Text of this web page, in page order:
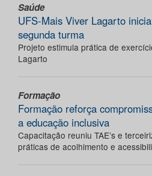
Saúde
UFS-Mais Viver Lagarto
segunda turma
Projeto estimula prática de
Lagarto
Formação
Formação reforça
a educação inclusiva
Capacitação reuniu TAE’s e
práticas de acolhimento e